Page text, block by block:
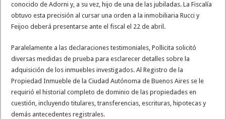
conocido de Adorni y, a su vez, hijo de una de las jubiladas. La Fiscalía
obtuvo esta precisión al cursar una orden a la inmobiliaria Rucci y
Feijoo deberá presentarse ante el fiscal el 22 de abril.
Paralelamente a las declaraciones testimoniales, Pollicita solicitó
diversas medidas de prueba para esclarecer detalles sobre la
adquisición de los inmuebles investigados. Al Registro de la
Propiedad Inmueble de la Ciudad Autónoma de Buenos Aires se le
requirió el historial completo de dominio de las propiedades en
cuestión, incluyendo titulares, transferencias, escrituras, hipotecas y
demás antecedentes registrales.